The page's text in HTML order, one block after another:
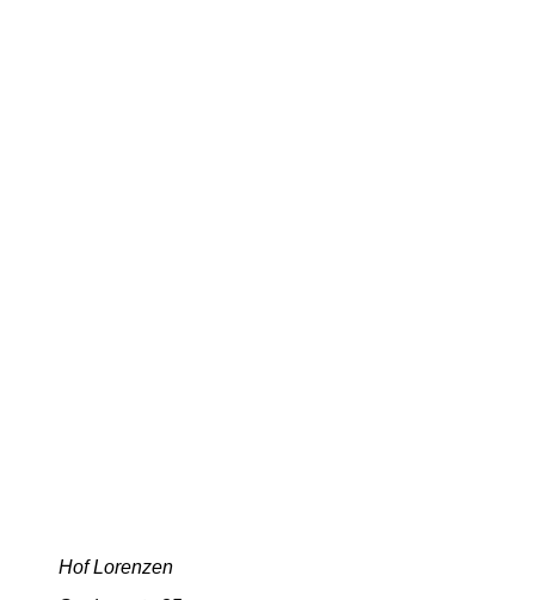
Hof Lorenzen